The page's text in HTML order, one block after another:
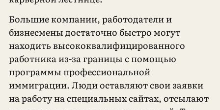
Большие компании, работодатели и
бизнесмены достаточно быстро могут
находить высококвалифицированного
работника из-за границы с помощью
программы профессиональной
иммиграции. Люди оставляют свои заявки
на работу на специальных сайтах, отсылают